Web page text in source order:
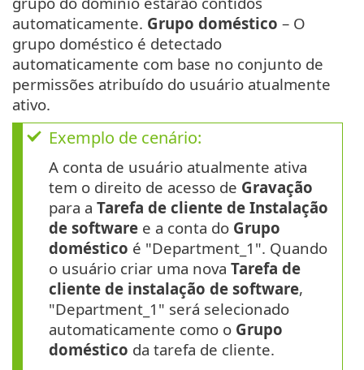
automaticamente. Grupo doméstico – O
grupo doméstico é detectado
automaticamente com base no conjunto de
permissões atribuído do usuário atualmente
ativo.
Exemplo de cenário:
A conta de usuário atualmente ativa
tem o direito de acesso de Gravação
para a Tarefa de cliente de Instalação
de software e a conta do Grupo
doméstico é "Department_1". Quando
o usuário criar uma nova Tarefa de
cliente de instalação de software,
"Department_1" será selecionado
automaticamente como o Grupo
doméstico da tarefa de cliente.